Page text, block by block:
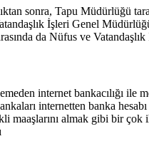
sonra, Tapu Müdürlüğü
İşleri Genel
da Nüfus ve
internet bankacılığı ile
internetten banka hesabı
maaşlarını almak gibi bir